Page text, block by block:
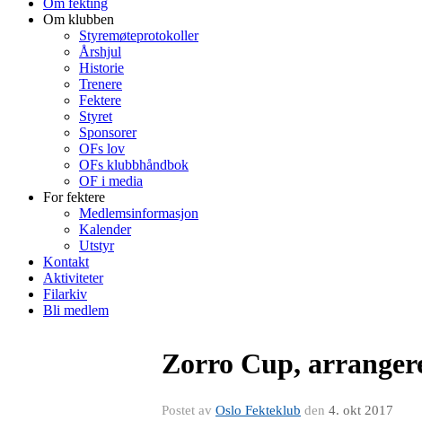
Om fekting
Om klubben
Styremøteprotokoller
Årshjul
Historie
Trenere
Fektere
Styret
Sponsorer
OFs lov
OFs klubbhåndbok
OF i media
For fektere
Medlemsinformasjon
Kalender
Utstyr
Kontakt
Aktiviteter
Filarkiv
Bli medlem
Zorro Cup,
Postet av Oslo Fekteklub den 4. okt 2017